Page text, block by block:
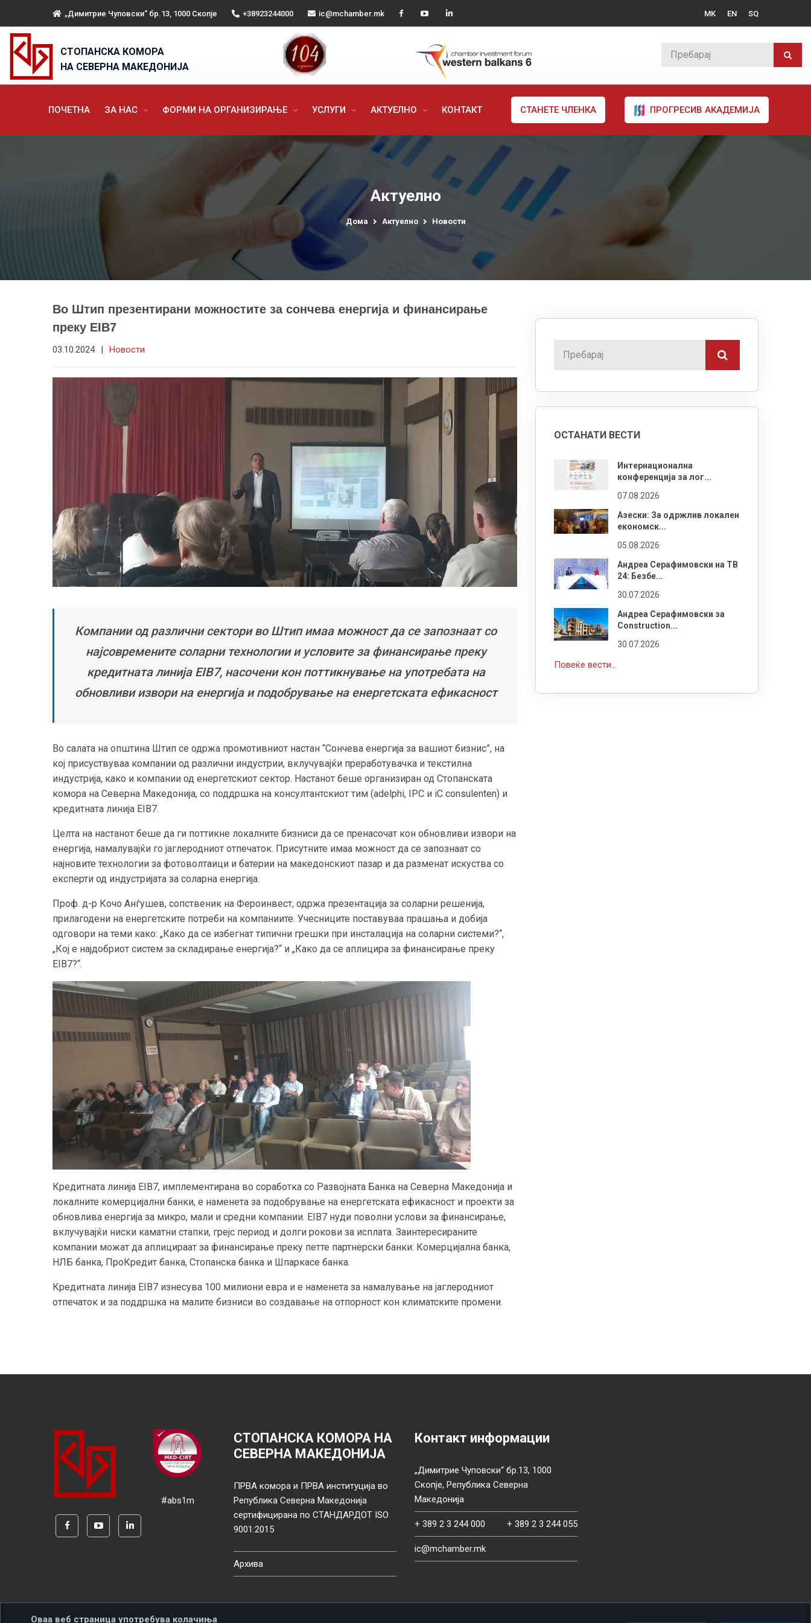
„Димитрие Чуповски“ бр.13, 1000 Скопје +38923244000 ic@mchamber.mk MK EN SQ
СТОПАНСКА КОМОРА
НА СЕВЕРНА МАКЕДОНИЈА
ПОЧЕТНА ЗА НАС ФОРМИ НА ОРГАНИЗИРАЊЕ УСЛУГИ АКТУЕЛНО КОНТАКТ СТАНЕТЕ ЧЛЕНКА ПРОГРЕСИВ АКАДЕМИЈА
Актуелно
Дома Актуелно Новости
Во Штип презентирани можностите за сончева енергија и финансирање
преку EIB7
03.10.2024 | Новости
Компании од различни сектори во Штип имаа можност да се запознаат со
најсовремените соларни технологии и условите за финансирање преку
кредитната линија EIB7, насочени кон поттикнување на употребата на
обновливи извори на енергија и подобрување на енергетската ефикасност
Во салата на општина Штип се одржа промотивниот настан “Сончева енергија за вашиот бизнис”, на
кој присуствуваа компании од различни индустрии, вклучувајќи преработувачка и текстилна
индустрија, како и компании од енергетскиот сектор. Настанот беше организиран од Стопанската
комора на Северна Македонија, со поддршка на консултантскиот тим (adelphi, IPC и iC consulenten) и
кредитната линија EIB7.
Целта на настанот беше да ги поттикне локалните бизниси да се пренасочат кон обновливи извори на
енергија, намалувајќи го јаглеродниот отпечаток. Присутните имаа можност да се запознаат со
најновите технологии за фотоволтаици и батерии на македонскиот пазар и да разменат искуства со
експерти од индустријата за соларна енергија.
Проф. д-р Кочо Анѓушев, сопственик на Фероинвест, одржа презентација за соларни решенија,
прилагодени на енергетските потреби на компаниите. Учесниците поставуваа прашања и добија
одговори на теми како: „Како да се избегнат типични грешки при инсталација на соларни системи?“,
„Кој е најдобриот систем за складирање енергија?“ и „Како да се аплицира за финансирање преку
EIB7?“.
Кредитната линија EIB7, имплементирана во соработка со Развојната Банка на Северна Македонија и
локалните комерцијални банки, е наменета за подобрување на енергетската ефикасност и проекти за
обновлива енергија за микро, мали и средни компании. EIB7 нуди поволни услови за финансирање,
вклучувајќи ниски каматни стапки, грејс период и долги рокови за исплата. Заинтересираните
компании можат да аплицираат за финансирање преку петте партнерски банки: Комерцијална банка,
НЛБ банка, ПроКредит банка, Стопанска банка и Шпаркасе банка.
Кредитната линија EIB7 изнесува 100 милиони евра и е наменета за намалување на јаглеродниот
отпечаток и за поддршка на малите бизниси во создавање на отпорност кон климатските промени.
ОСТАНАТИ ВЕСТИ
Интернационална
конференција за лог...
07.08.2026
Азески: За одржлив локален
економск...
05.08.2026
Андреа Серафимовски на ТВ
24: Безбе...
30.07.2026
Андреа Серафимовски за
Construction...
30.07.2026
Повеќе вести...
#abs1m
СТОПАНСКА КОМОРА НА
СЕВЕРНА МАКЕДОНИЈА
ПРВА комора и ПРВА институција во
Република Северна Македонија
сертифицирана по СТАНДАРДОТ ISO
9001:2015
Архива
Контакт информации
„Димитрие Чуповски“ бр.13, 1000
Скопје, Република Северна
Македонија
+ 389 2 3 244 000 + 389 2 3 244 055
ic@mchamber.mk
Оваа веб страница употребува колачиња